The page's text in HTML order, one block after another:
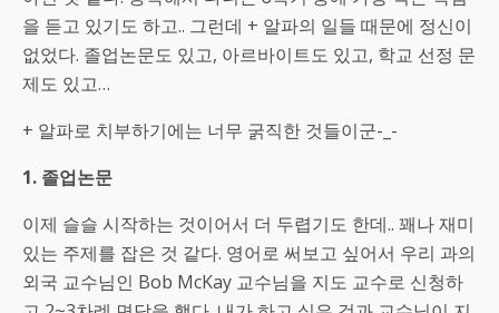
을 듣고 있기도 하고.. 그런데 + 알파의 일들 때문에 정신이
없었다. 졸업논문도 있고, 아르바이트도 있고, 학교 선정 문
제도 있고…
+ 알파로 치부하기에는 너무 굵직한 것들이군-_-
1. 졸업논문
이제 슬슬 시작하는 것이어서 더 두렵기도 한데.. 꽤나 재미
있는 주제를 잡은 것 같다. 영어로 써보고 싶어서 우리 과의
외국 교수님인 Bob McKay 교수님을 지도 교수로 신청하